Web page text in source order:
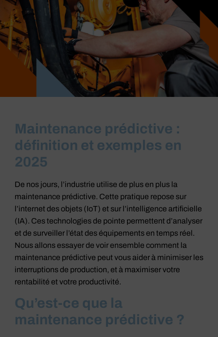
Maintenance prédictive :
définition et exemples en
2025
De nos jours, l’industrie utilise de plus en plus la
maintenance prédictive. Cette pratique repose sur
l’internet des objets (IoT) et sur l’intelligence artificielle
(IA). Ces technologies de pointe permettent d’analyser
et de surveiller l’état des équipements en temps réel.
Nous allons essayer de voir ensemble comment la
maintenance prédictive peut vous aider à minimiser les
interruptions de production, et à maximiser votre
rentabilité et votre productivité.
Qu’est-ce que la
maintenance prédictive ?